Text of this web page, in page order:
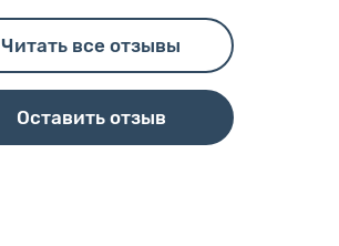
Читать все отзывы
Оставить отзыв